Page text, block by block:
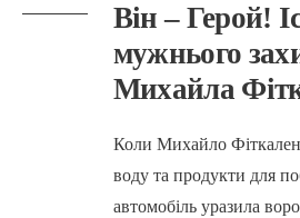
Він – Герой!
мужнього
Михайла
Коли Михайло
воду та продукти для
автомобіль уразила